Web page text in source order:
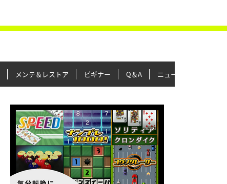
メンテ＆レストア ビギナー Q＆A ニュース＆トピックス